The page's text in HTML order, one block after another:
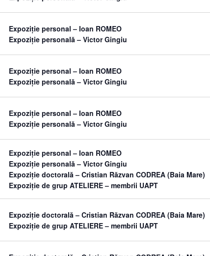
Expoziție personal – Ioan ROMEO
Expoziție personală – Victor Gingiu
Expoziție personal – Ioan ROMEO
Expoziție personală – Victor Gingiu
Expoziție personal – Ioan ROMEO
Expoziție personală – Victor Gingiu
Expoziție personal – Ioan ROMEO
Expoziție personală – Victor Gingiu
Expoziție doctorală – Cristian Răzvan CODREA (Baia Mare)
Expoziție de grup ATELIERE – membrii UAPT
Expoziție doctorală – Cristian Răzvan CODREA (Baia Mare)
Expoziție de grup ATELIERE – membrii UAPT